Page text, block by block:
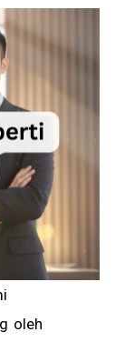
oleh